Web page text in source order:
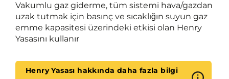
Vakumlu gaz giderme, tüm sistemi hava/gazdan
uzak tutmak için basınç ve sıcaklığın suyun gaz
emme kapasitesi üzerindeki etkisi olan Henry
Yasasını kullanır
Henry Yasası hakkında daha fazla bilgi